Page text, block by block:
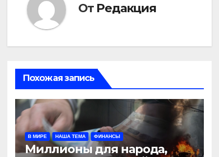
От Редакция
Похожая запись
В МИРЕ НАША ТЕМА ФИНАНСЫ
Миллионы для народа,